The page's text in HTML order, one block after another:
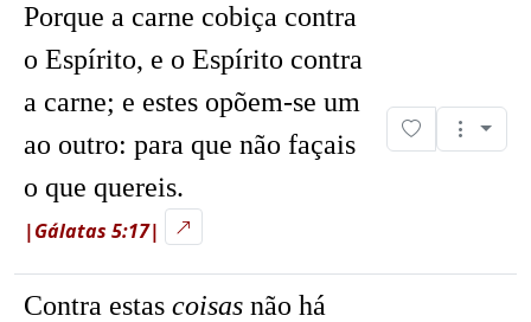
Porque a carne cobiça contra
o Espírito, e o Espírito contra
a carne; e estes opõem-se um
ao outro: para que não façais
o que quereis.
|Gálatas 5:17|
Contra estas coisas não há